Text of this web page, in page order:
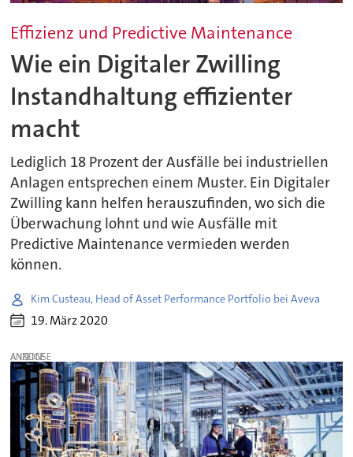
Effizienz und Predictive Maintenance
Wie ein Digitaler Zwilling
Instandhaltung effizienter
macht
Lediglich 18 Prozent der Ausfälle bei industriellen
Anlagen entsprechen einem Muster. Ein Digitaler
Zwilling kann helfen herauszufinden, wo sich die
Überwachung lohnt und wie Ausfälle mit
Predictive Maintenance vermieden werden
können.
Kim Custeau, Head of Asset Performance Portfolio bei Aveva
19. März 2020
ANZEIGE